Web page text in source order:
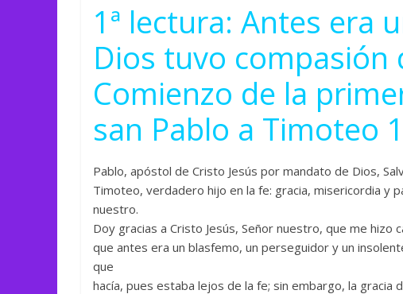
1ª lectura: Antes era
Dios tuvo compasión
Comienzo de la
san Pablo a Timoteo
Pablo, apóstol de Cristo Jesús por mandato de Dios,
Timoteo, verdadero hijo en la fe: gracia, misericordia y
nuestro.
Doy gracias a Cristo Jesús, Señor nuestro, que me
que antes era un blasfemo, un perseguidor y un
que
hacía, pues estaba lejos de la fe; sin embargo, la